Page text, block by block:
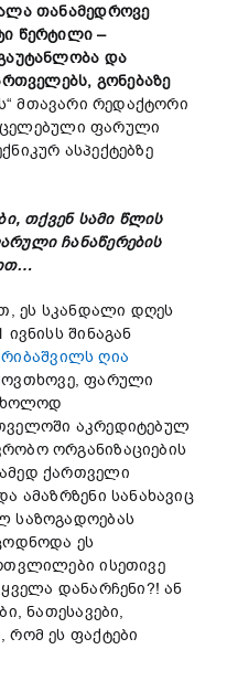
თანამედროვე
წერტილი –
და
გონებაზე
მთავარი რედაქტორი
ფარული
ასპექტებზე
თქვენ სამი წლის
ჩანაწერების
ეს სკანდალი დღეს
შინაგან
ღია
ფარული
აკრედიტებულ
ორგანიზაციების
ქართველი
ამაზრზენი სანახავიც
საზოგადოებას
ეს
ისეთივე
დანარჩენი?! ან
ნათესავები,
რომ ეს ფაქტები